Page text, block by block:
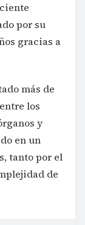
por su
gracias a
más de
los
y
en un
tanto por el
de